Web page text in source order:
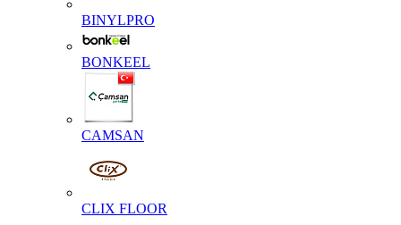
BINYLPRO
BONKEEL
CAMSAN
CLIX FLOOR